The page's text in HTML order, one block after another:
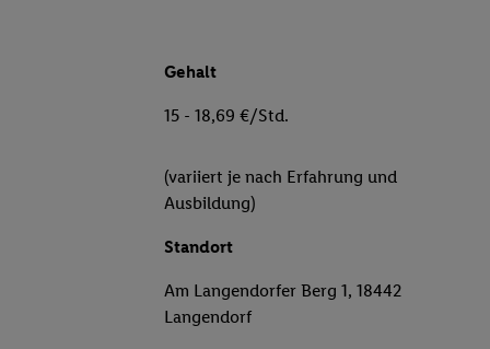
Gehalt
15 - 18,69 €/Std.
(variiert je nach Erfahrung und
Ausbildung)
Standort
Am Langendorfer Berg 1, 18442
Langendorf